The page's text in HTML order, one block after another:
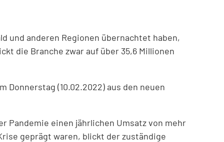
und anderen Regionen übernachtet haben,
die Branche zwar auf über 35,6 Millionen
Donnerstag (10.02.2022) aus den neuen
Pandemie einen jährlichen Umsatz von mehr
geprägt waren, blickt der zuständige